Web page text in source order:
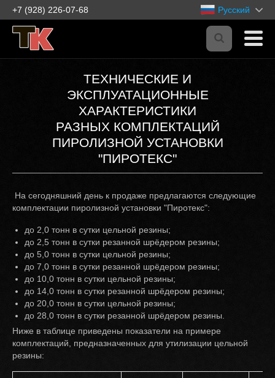
+7 (928) 226-07-68 Русский
ТЕХНИЧЕСКИЕ И
ЭКСПЛУАТАЦИОННЫЕ
ХАРАКТЕРИСТИКИ
РАЗНЫХ КОМПЛЕКТАЦИЙ
ПИРОЛИЗНОЙ УСТАНОВКИ
"ПИРОТЕКС"
На сегодняшний день к продаже предлагаются следующие
комплектации пиролизной установки "Пиротекс":
до 2,0 тонн в сутки цельной резины;
до 2,5 тонн в сутки резанной шрёдером резины;
до 5,0 тонн в сутки цельной резины;
до 7,0 тонн в сутки резанной шрёдером резины;
до 10,0 тонн в сутки цельной резины;
до 14,0 тонн в сутки резанной шрёдером резины;
до 20,0 тонн в сутки цельной резины;
до 28,0 тонн в сутки резанной шрёдером резины.
Ниже в таблице приведены показатели на примере
комплектаций, предназначенных для утилизации цельной
резины: